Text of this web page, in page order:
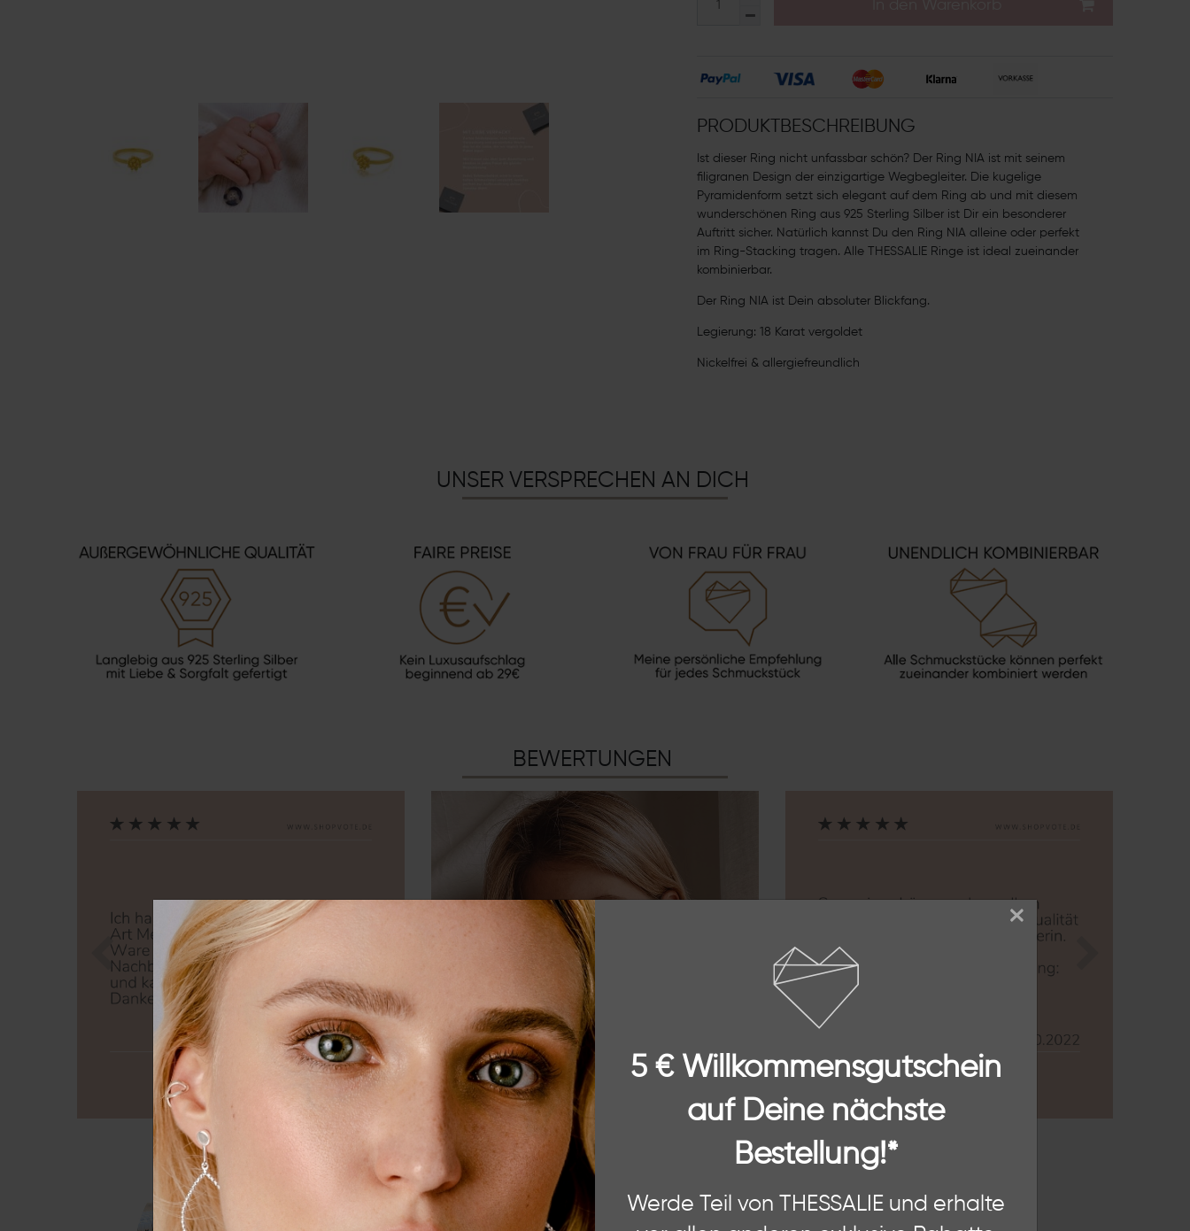
PRODUKTBESCHREIBUNG
Ist dieser Ring nicht unfassbar schön? Der Ring NIA ist mit seinem
filigranen Design der einzigartige Wegbegleiter. Die kugelige
Pyramidenform setzt sich elegant auf dem Ring ab und mit diesem
wunderschönen Ring aus 925 Sterling Silber ist Dir ein besonderer
Auftritt sicher. Natürlich kannst Du den Ring NIA alleine oder perfekt
im Ring-Stacking tragen. Alle THESSALIE Ringe ist ideal zueinander
kombinierbar.
Der Ring NIA ist Dein absoluter Blickfang.
Legierung: 18 Karat vergoldet
Nickelfrei & allergiefreundlich
UNSER VERSPRECHEN AN DICH
BEWERTUNGEN
Zurück Zurück
ÜBER THESSALIE
Mein Name ist Theresa und ich bin die Gründerin von THESSALIE. Wir stehen für
Wir nutzen Cookies auf unserer Website. Einige von diesen sind essenziell, während andere uns helfen, diese Website und Ihre
Erfahrung zu verbessern. Weitere Informationen zu den von uns verwendeten Cookies und Deinen Rechten als Nutzer findest Du in
und unserem
5 € Willkommensgutschein
auf Deine nächste
Bestellung!*
Werde Teil von THESSALIE und erhalte
×